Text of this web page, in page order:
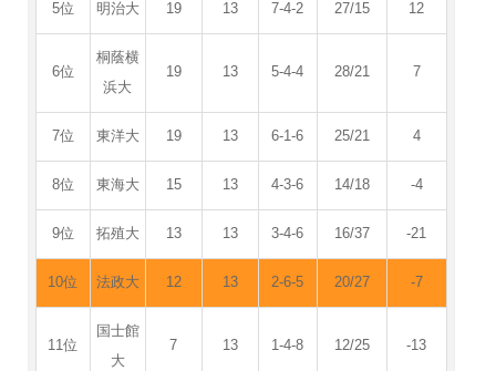
5位 明治大 19 13 7-4-2 27/15 12
6位
桐蔭横
浜大
19 13 5-4-4 28/21 7
7位 東洋大 19 13 6-1-6 25/21 4
8位 東海大 15 13 4-3-6 14/18 -4
9位 拓殖大 13 13 3-4-6 16/37 -21
10位 法政大 12 13 2-6-5 20/27 -7
11位
国士館
大
7 13 1-4-8 12/25 -13